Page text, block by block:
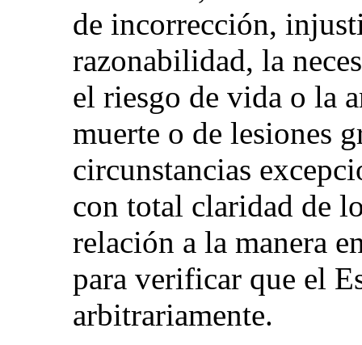
de incorrección,
razonabilidad, la
el riesgo de vida o la
muerte o de lesiones
circunstancias
con total claridad de
relación a la manera
para verificar que el
arbitrariamente.